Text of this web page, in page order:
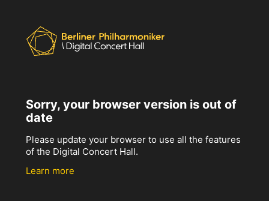
Sorry, your browser version is out of
date
Please update your browser to use all the features
of the Digital Concert Hall.
Learn more